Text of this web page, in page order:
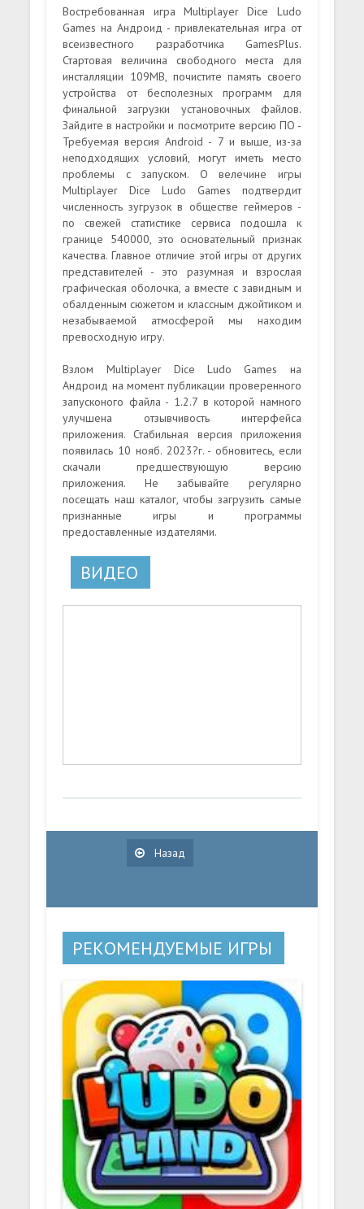
Востребованная игра Multiplayer Dice Ludo
Games на Андроид - привлекательная игра от
всеизвестного разработчика GamesPlus.
Стартовая величина свободного места для
инсталляции 109MB, почистите память своего
устройства от бесполезных программ для
финальной загрузки установочных файлов.
Зайдите в настройки и посмотрите версию ПО -
Требуемая версия Android - 7 и выше, из-за
неподходящих условий, могут иметь место
проблемы с запуском. О велечине игры
Multiplayer Dice Ludo Games подтвердит
численность зугрузок в обществе геймеров -
по свежей статистике сервиса подошла к
границе 540000, это основательный признак
качества. Главное отличие этой игры от других
представителей - это разумная и взрослая
графическая оболочка, а вместе с завидным и
обалденным сюжетом и классным джойтиком и
незабываемой атмосферой мы находим
превосходную игру.
Взлом Multiplayer Dice Ludo Games на
Андроид на момент публикации проверенного
запусконого файла - 1.2.7 в которой намного
улучшена отзывчивость интерфейса
приложения. Стабильная версия приложения
появилась 10 нояб. 2023?г. - обновитесь, если
скачали предшествующую версию
приложения. Не забывайте регулярно
посещать наш каталог, чтобы загрузить самые
признанные игры и программы
предоставленные издателями.
ВИДЕО
Назад
РЕКОМЕНДУЕМЫЕ ИГРЫ